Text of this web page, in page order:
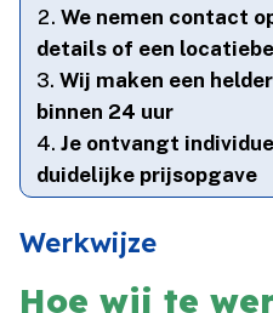
We nemen contact
details of een
Wij maken een
binnen 24 uur
Je ontvangt
duidelijke prijsopgave
Werkwijze
Hoe wij te